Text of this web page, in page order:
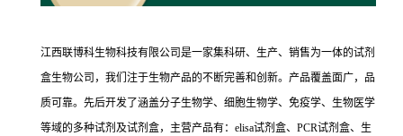
江西联博科生物科技有限公司是一家集科研、生产、销售为一体的试剂
盒生物公司，我们注于生物产品的不断完善和创新。产品覆盖面广，品
质可靠。先后开发了涵盖分子生物学、细胞生物学、免疫学、生物医学
等域的多种试剂及试剂盒，主营产品有：elisa试剂盒、PCR试剂盒、生